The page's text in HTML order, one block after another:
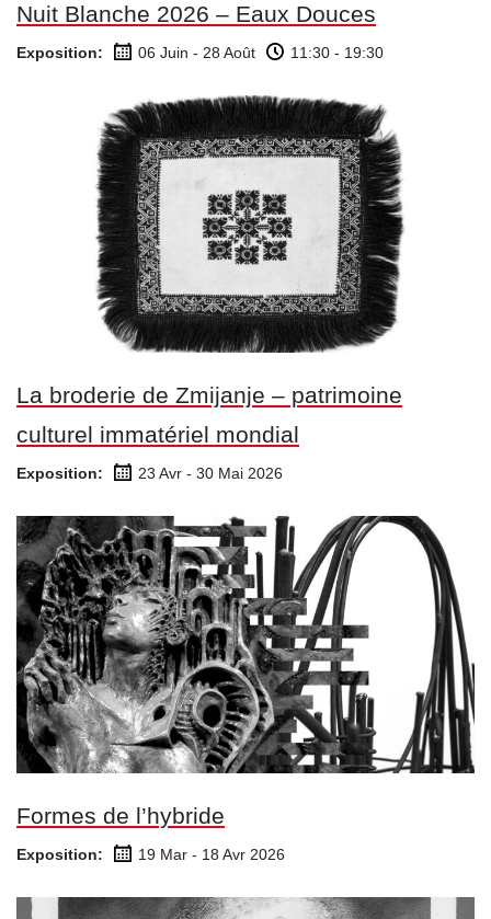
Nuit Blanche 2026 – Eaux Douces
Exposition: 06 Juin - 28 Août 11:30 - 19:30
La broderie de Zmijanje – patrimoine
culturel immatériel mondial
Exposition: 23 Avr - 30 Mai 2026
Formes de l’hybride
Exposition: 19 Mar - 18 Avr 2026